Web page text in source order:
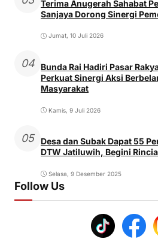
Terima Anugerah Sahabat
Sanjaya Dorong Sinergi
Jumat, 10 Juli 2026
04
Bunda Rai Hadiri Pasar
Perkuat Sinergi Aksi
Masyarakat
Kamis, 9 Juli 2026
05
Desa dan Subak Dapat 55
DTW Jatiluwih, Begini
Selasa, 9 Desember 2025
Follow Us